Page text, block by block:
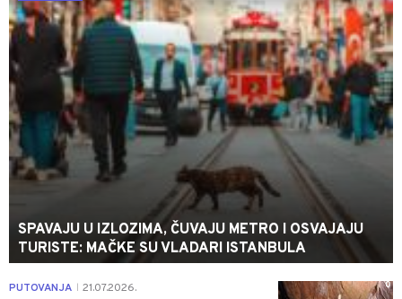
SPAVAJU U IZLOZIMA, ČUVAJU METRO I OSVAJAJU
TURISTE: MAČKE SU VLADARI ISTANBULA
0
PUTOVANJA 21.07.2026.